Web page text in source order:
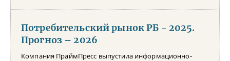
Потребительский рынок РБ - 2025.
Прогноз – 2026
Компания ПраймПресс выпустила информационно-